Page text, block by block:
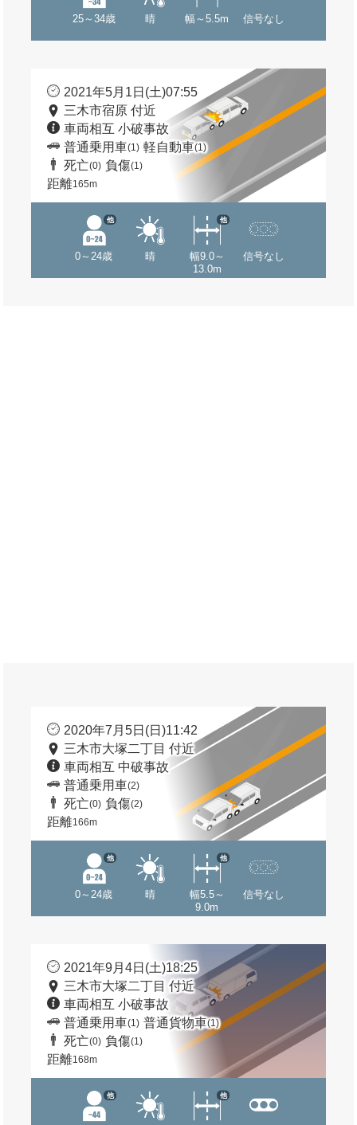
25～34歳 晴 幅～5.5m 信号なし
2021年5月1日(土)07:55
三木市宿原 付近
車両相互 小破事故
普通乗用車(1) 軽自動車(1)
死亡(0) 負傷(1)
距離165m
0～24歳
他
晴
幅9.0～
13.0m
他
信号なし
2020年7月5日(日)11:42
三木市大塚二丁目 付近
車両相互 中破事故
普通乗用車(2)
死亡(0) 負傷(2)
距離166m
0～24歳
他
晴
幅5.5～
9.0m
他
信号なし
2021年9月4日(土)18:25
三木市大塚二丁目 付近
車両相互 小破事故
普通乗用車(1) 普通貨物車(1)
死亡(0) 負傷(1)
距離168m
他 他